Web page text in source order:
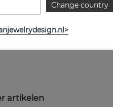
artikelen
Change country